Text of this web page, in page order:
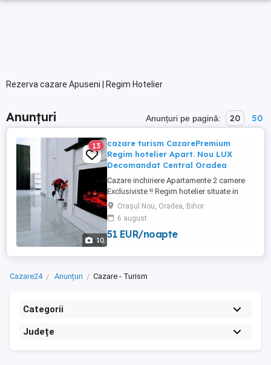
Rezerva cazare Apuseni | Regim Hotelier
Anunțuri Anunțuri pe pagină: 20 50
10
13
cazare turism CazarePremium
Regim hotelier Apart. Nou LUX
Decomandat Central Oradea
Cazare inchiriere Apartamente 2 camere
Exclusiviste !! Regim hotelier situate in
CENTRUL orașului Oradea . Prima
Premium Residence Strada Sucevei si
Luceafărul Rezidențial! Apartamentele NOI
dispun de toate cerințele pentru a avea un
standarde! BONUS : O ...
Orașul Nou, Oradea, Bihor
6 august
51 EUR/noapte
Cazare24 Anunțuri Cazare - Turism
Categorii
Județe